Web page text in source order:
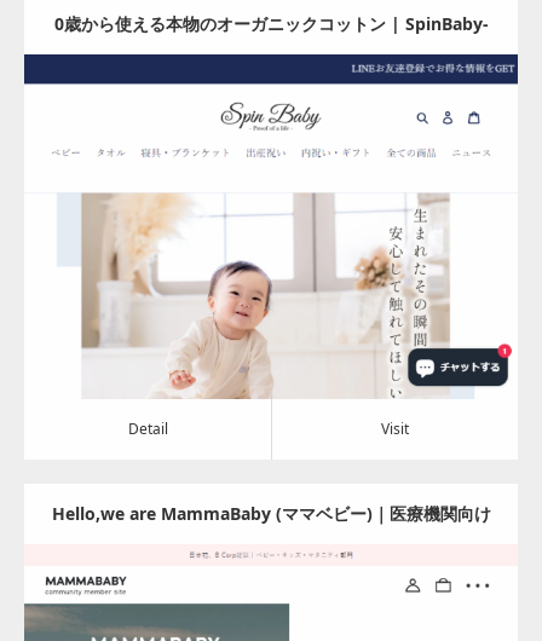
0歳から使える本物のオーガニックコットン | SpinBaby-
スピンベビー-
アパレル・バッグ
Detail
Detail Visit
Hello,we are MammaBaby (ママベビー)｜医療機関向け
の製薬会社が展開するオーガニック＆Veganブランド